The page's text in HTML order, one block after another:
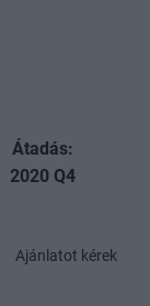
Átadás:
2020 Q4
Ajánlatot kérek